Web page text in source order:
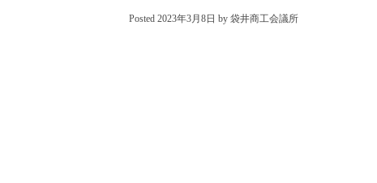
Posted 2023年3月8日 by 袋井商工会議所